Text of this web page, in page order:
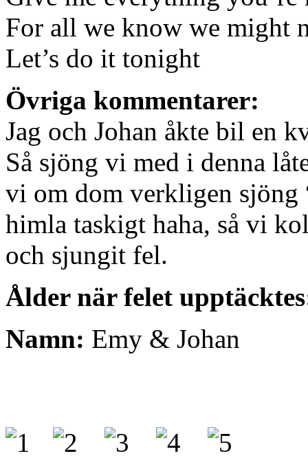
For all we know we might
Let’s do it tonight
Övriga kommentarer:
Jag och Johan åkte bil en
Så sjöng vi med i denna
vi om dom verkligen sjöng
himla taskigt haha, så vi
och sjungit fel.
Ålder när felet
Namn: Emy & Johan